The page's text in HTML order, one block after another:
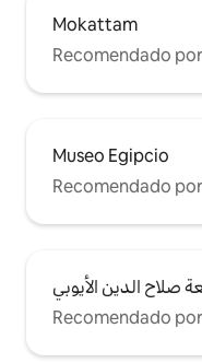
Mokattam
Recomendado
Museo Egipcio
Recomendado
صلاح الدين الأيوبي
Recomendado